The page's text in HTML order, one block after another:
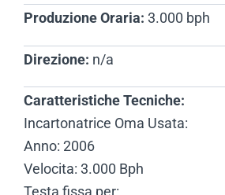
Produzione Oraria: 3.000 bph
Direzione: n/a
Caratteristiche Tecniche:
Incartonatrice Oma Usata:
Anno: 2006
Velocita: 3.000 Bph